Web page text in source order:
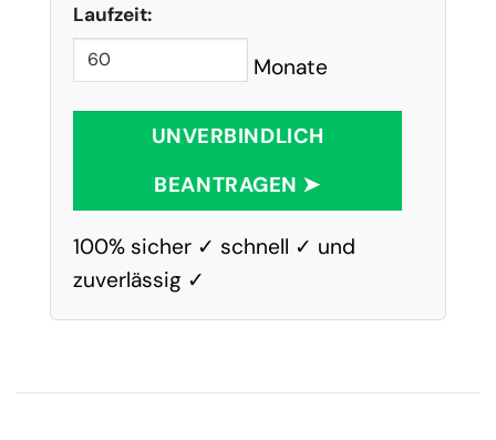
Laufzeit:
Monate
UNVERBINDLICH
BEANTRAGEN ➤
100% sicher ✓ schnell ✓ und
zuverlässig ✓